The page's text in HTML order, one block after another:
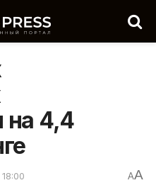
на 4,4
AA